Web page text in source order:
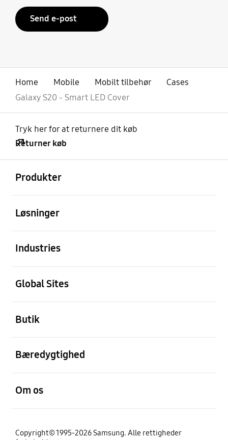
Send e-post
Home Mobile Mobilt tilbehør
Cases
Galaxy S20 - Smart LED Cover
Tryk her for at returnere dit køb
Returner køb
Produkter
Løsninger
Industries
Global Sites
Butik
Bæredygtighed
Om os
Copyright© 1995-2026 Samsung. Alle rettigheder